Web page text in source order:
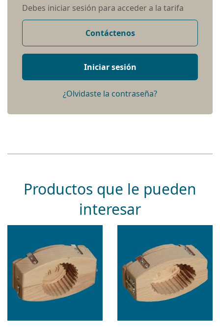
Debes iniciar sesión para acceder a la tarifa
Contáctenos
Iniciar sesión
¿Olvidaste la contraseña?
Productos que le pueden
interesar